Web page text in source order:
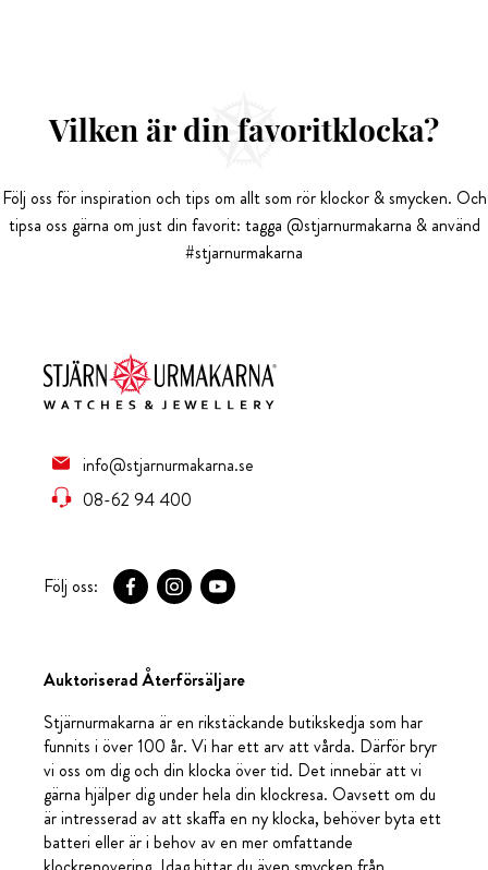
Vilken är din favoritklocka?
Följ oss för inspiration och tips om allt som rör klockor & smycken. Och
tipsa oss gärna om just din favorit: tagga @stjarnurmakarna & använd
#stjarnurmakarna
info@stjarnurmakarna.se
08-62 94 400
Följ oss:
Auktoriserad Återförsäljare
Stjärnurmakarna är en rikstäckande butikskedja som har
funnits i över 100 år. Vi har ett arv att vårda. Därför bryr
vi oss om dig och din klocka över tid. Det innebär att vi
gärna hjälper dig under hela din klockresa. Oavsett om du
är intresserad av att skaffa en ny klocka, behöver byta ett
batteri eller är i behov av en mer omfattande